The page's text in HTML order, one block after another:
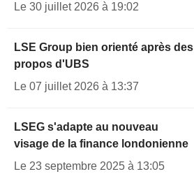
Le 30 juillet 2026 à 19:02
LSE Group bien orienté après des
propos d'UBS
Le 07 juillet 2026 à 13:37
LSEG s'adapte au nouveau
visage de la finance londonienne
Le 23 septembre 2025 à 13:05